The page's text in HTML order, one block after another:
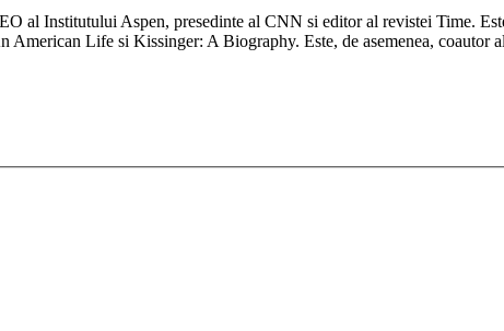
al Institutului Aspen, presedinte al CNN si editor al revistei Time.
Life si Kissinger: A Biography. Este, de asemenea, coautor